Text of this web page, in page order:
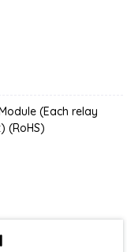
(Each relay
(RoHS)